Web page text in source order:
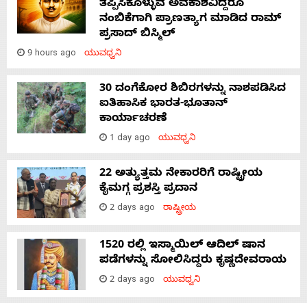
ತಪ್ಪಿಸಿಕೊಳ್ಳುವ ಅವಕಾಶವಿದ್ದರೂ
ನಂಬಿಕೆಗಾಗಿ ಪ್ರಾಣತ್ಯಾಗ ಮಾಡಿದ ರಾಮ್
ಪ್ರಸಾದ್ ಬಿಸ್ಮಿಲ್
9 hours ago ಯುವಧ್ವನಿ
30 ದಂಗೆಕೋರ ಶಿಬಿರಗಳನ್ನು ನಾಶಪಡಿಸಿದ
ಐತಿಹಾಸಿಕ ಭಾರತ-ಭೂತಾನ್
ಕಾರ್ಯಾಚರಣೆ
1 day ago ಯುವಧ್ವನಿ
22 ಅತ್ಯುತ್ತಮ ನೇಕಾರರಿಗೆ ರಾಷ್ಟ್ರೀಯ
ಕೈಮಗ್ಗ ಪ್ರಶಸ್ತಿ ಪ್ರದಾನ
2 days ago ರಾಷ್ಟ್ರೀಯ
1520 ರಲ್ಲಿ ಇಸ್ಮಾಯಿಲ್ ಆದಿಲ್ ಷಾನ
ಪಡೆಗಳನ್ನು ಸೋಲಿಸಿದ್ದರು ಕೃಷ್ಣದೇವರಾಯ
2 days ago ಯುವಧ್ವನಿ